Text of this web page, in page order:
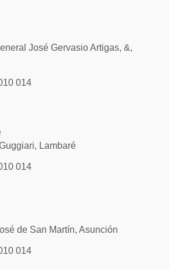
José Gervasio Artigas, &,
014
Lambaré
014
de San Martín, Asunción
014